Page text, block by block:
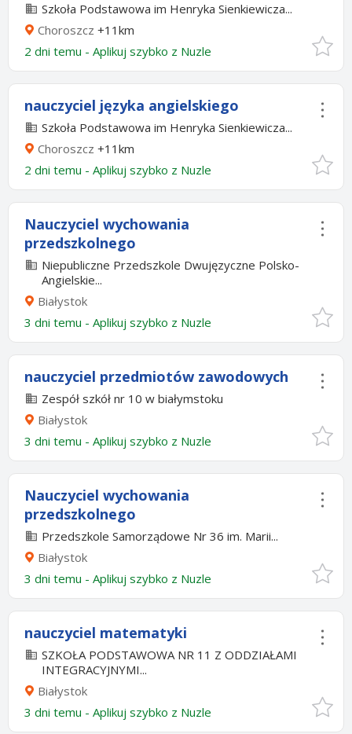
Szkoła Podstawowa im Henryka Sienkiewicza...
Choroszcz +11km
2 dni temu - Aplikuj szybko z Nuzle
nauczyciel języka angielskiego
Szkoła Podstawowa im Henryka Sienkiewicza...
Choroszcz +11km
2 dni temu - Aplikuj szybko z Nuzle
Nauczyciel wychowania
przedszkolnego
Niepubliczne Przedszkole Dwujęzyczne Polsko-
Angielskie...
Białystok
3 dni temu - Aplikuj szybko z Nuzle
nauczyciel przedmiotów zawodowych
Zespół szkół nr 10 w białymstoku
Białystok
3 dni temu - Aplikuj szybko z Nuzle
Nauczyciel wychowania
przedszkolnego
Przedszkole Samorządowe Nr 36 im. Marii...
Białystok
3 dni temu - Aplikuj szybko z Nuzle
nauczyciel matematyki
SZKOŁA PODSTAWOWA NR 11 Z ODDZIAŁAMI
INTEGRACYJNYMI...
Białystok
3 dni temu - Aplikuj szybko z Nuzle